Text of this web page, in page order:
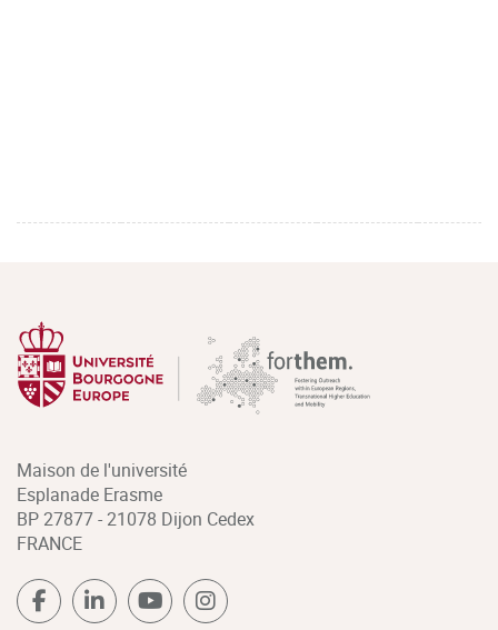
Maison de l'université
Esplanade Erasme
BP 27877 - 21078 Dijon Cedex
FRANCE